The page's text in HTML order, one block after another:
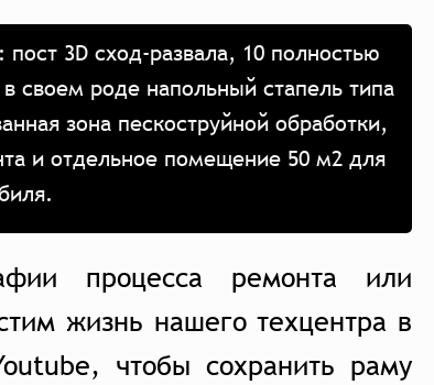
3D сход-развала, 10 полностью
своем роде напольный стапель типа
зона пескоструйной обработки,
и отдельное помещение 50 м2 для
процесса ремонта или
жизнь нашего техцентра в
чтобы сохранить раму